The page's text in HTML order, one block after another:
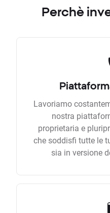
Perchè
Lavoriamo
nostra
proprietaria e
che soddisfi tutte le
sia in versione